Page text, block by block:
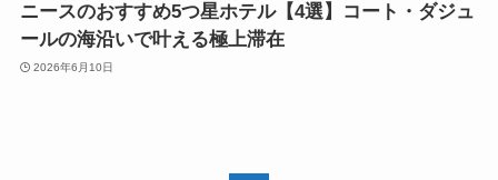
ニースのおすすめ5つ星ホテル【4選】コート・ダジュ
ールの海沿いで叶える極上滞在
2026年6月10日